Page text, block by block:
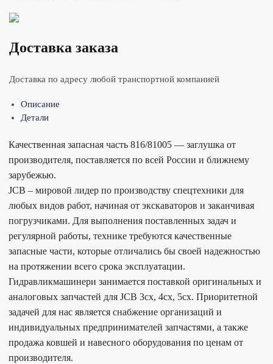
Доставка заказа
Доставка по адресу любой транспортной компанией
Описание
Детали
Качественная запасная часть 816/81005 — заглушка от
производителя, поставляется по всей России и ближнему
зарубежью.
JCB – мировой лидер по производству спецтехники для
любых видов работ, начиная от экскаваторов и заканчивая
погрузчиками. Для выполнения поставленных задач и
регулярной работы, технике требуются качественные
запасные части, которые отличались бы своей надежностью
на протяжении всего срока эксплуатации.
Гидравликмашинери занимается поставкой оригинальных и
аналоговых запчастей для JCB 3cx, 4cx, 5cx. Приоритетной
задачей для нас является снабжение организаций и
индивидуальных предпринимателей запчастями, а также
продажа ковшей и навесного оборудования по ценам от
производителя.